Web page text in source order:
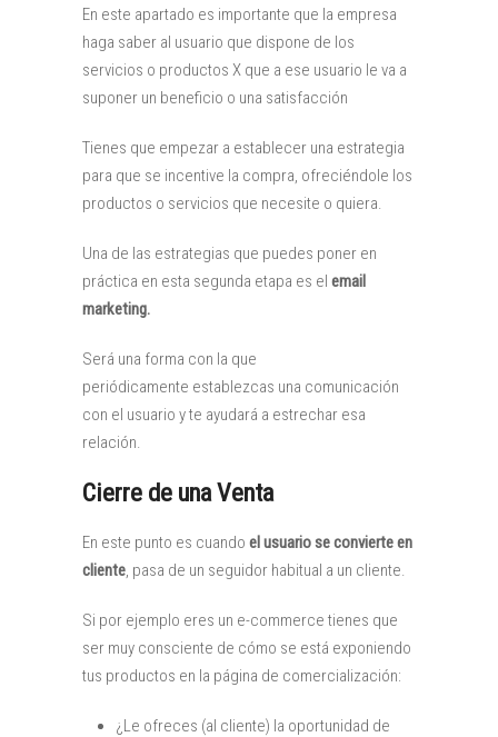
En este apartado es importante que la empresa
haga saber al usuario que dispone de los
servicios o productos X que a ese usuario le va a
suponer un beneficio o una satisfacción
Tienes que empezar a establecer una estrategia
para que se incentive la compra, ofreciéndole los
productos o servicios que necesite o quiera.
Una de las estrategias que puedes poner en
práctica en esta segunda etapa es el email
marketing.
Será una forma con la que
periódicamente establezcas una comunicación
con el usuario y te ayudará a estrechar esa
relación.
Cierre de una Venta
En este punto es cuando el usuario se convierte en
cliente, pasa de un seguidor habitual a un cliente.
Si por ejemplo eres un e-commerce tienes que
ser muy consciente de cómo se está exponiendo
tus productos en la página de comercialización:
¿Le ofreces (al cliente) la oportunidad de